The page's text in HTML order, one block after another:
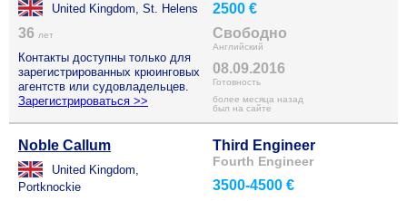
United Kingdom, St. Helens
36 лет
Контакты доступны только для
зарегистрированных крюинговых
агентств или судовладельцев.
Зарегистрироваться >>
2500 €
Свободно
Английский
08.09.2016
Готовность
более месяца назад
был на сайте
Noble Callum
United Kingdom,
Portknockie
Third Engineer
Fourth Engineer
3500-4500 €